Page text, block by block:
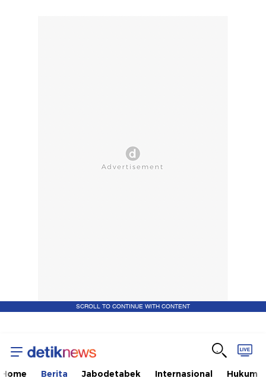
SCROLL TO CONTINUE WITH CONTENT
Home Berita Jabodetabek Internasional Hukum